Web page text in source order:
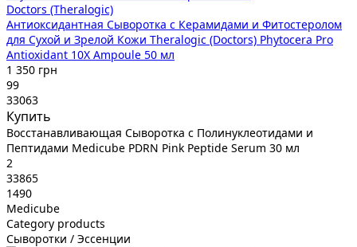
Doctors (Theralogic)
Антиоксидантная Сыворотка с Керамидами и Фитостеролом
для Сухой и Зрелой Кожи Theralogic (Doctors) Phytocera Pro
Antioxidant 10X Ampoule 50 мл
1 350 грн
99
33063
Купить
Восстанавливающая Сыворотка с Полинуклеотидами и
Пептидами Medicube PDRN Pink Peptide Serum 30 мл
2
33865
1490
Medicube
Category products
Сыворотки / Эссенции